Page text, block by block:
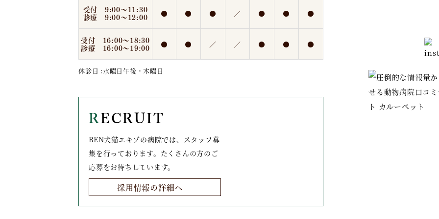
受付 9:00～11:30
診療 9:00～12:00 ● ● ● ／ ● ● ●
受付 16:00～18:30
診療 16:00～19:00 ● ● ／ ／ ● ● ●
休診日 :水曜日午後・木曜日
RECRUIT
BEN犬猫エキゾの病院では、スタッフ募
集を行っております。たくさんの方のご
応募をお待ちしています。
採用情報の詳細へ